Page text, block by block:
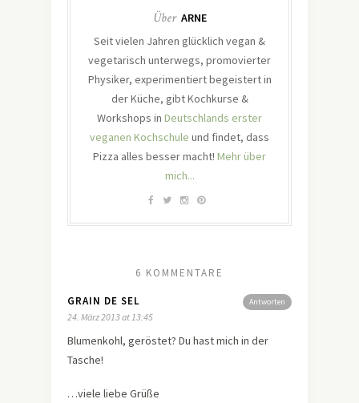
Über ARNE
Seit vielen Jahren glücklich vegan &
vegetarisch unterwegs, promovierter
Physiker, experimentiert begeistert in
der Küche, gibt Kochkurse &
Workshops in Deutschlands erster
veganen Kochschule und findet, dass
Pizza alles besser macht! Mehr über
mich...
6 KOMMENTARE
Antworten
GRAIN DE SEL
24. März 2013 at 13:45
Blumenkohl, geröstet? Du hast mich in der
Tasche!
…viele liebe Grüße